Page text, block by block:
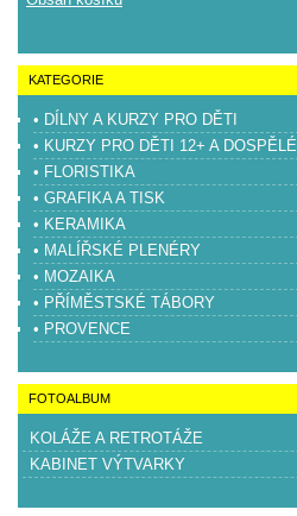
KATEGORIE
• DÍLNY A KURZY PRO DĚTI
• KURZY PRO DĚTI 12+ A DOSPĚLÉ
• FLORISTIKA
• GRAFIKA A TISK
• KERAMIKA
• MALÍŘSKÉ PLENÉRY
• MOZAIKA
• PŘÍMĚSTSKÉ TÁBORY
• PROVENCE
FOTOALBUM
KOLÁŽE A RETROTÁŽE
KABINET VÝTVARKY